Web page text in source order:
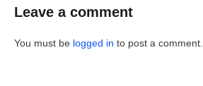
Leave a comment
You must be logged in to post a comment.